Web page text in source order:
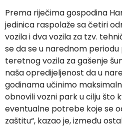
Prema riječima gospodina
jedinica raspolaže sa četiri
vozila i dva vozila za tzv.
se da se u narednom
teretnog vozila za gašenje
naša opredijeljenost da u
godinama učinimo
obnovili vozni park u cilju što
eventualne potrebe koje se
zaštitu“, kazao je, između